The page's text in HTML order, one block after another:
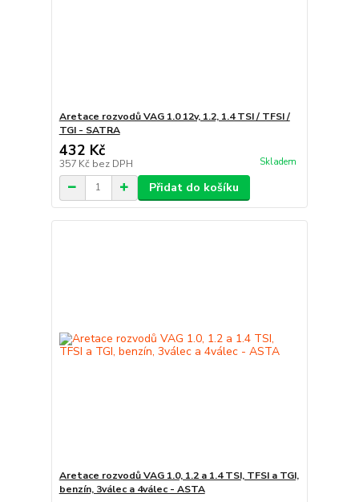
Aretace rozvodů VAG 1.0 12v, 1.2, 1.4 TSI / TFSI /
TGI - SATRA
432 Kč
357 Kč bez DPH Skladem
Přidat do košíku
Aretace rozvodů VAG 1.0, 1.2 a 1.4 TSI, TFSI a TGI,
benzín, 3válec a 4válec - ASTA